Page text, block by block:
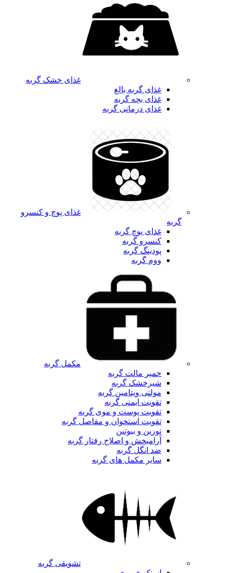
غذای خشک گربه
غذای گربه بالغ
غذای بچه گربه
غذای درمانی گربه
غذای پوچ و کنسرو
گربه
غذای پوچ گربه
کنسرو گربه
پودینگ گربه
ووم گربه
مکمل گربه
خمیر مالت گربه
شیرخشک گربه
مولتی ویتامین گربه
تقویت ایمنی گربه
تقویت پوست و موی گربه
تقویت استخوان و مفاصل گربه
تورین و بیوتین
آرامبخش و اصلاح رفتار گربه
ضد انگل گربه
سایر مکمل های گربه
تشویقی گربه